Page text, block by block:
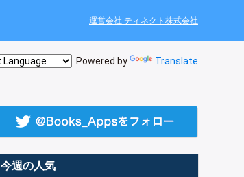
運営会社 ティネクト株式会社
Powered by Translate
今週の人気